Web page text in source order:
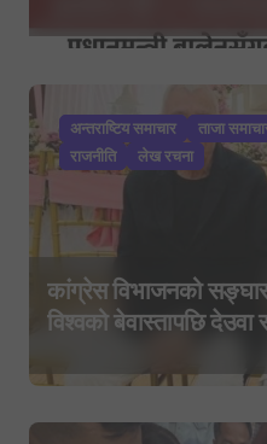
अन्तराष्टिय समाचार ताजा
राजनीति
लेख रचना
कांग्रेस विभाजनको
विश्वको बेवास्तापछि देउवा
यात्राको घोषणा तयारी!